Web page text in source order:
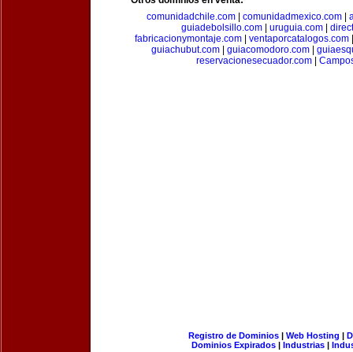
comunidadchile.com
comunidadmexico.com
guiadebolsillo.com| uruguia.com|
fabricacionymontaje.com| ventaporcatalogos.com
guiachubut.com
guiacomodoro.com
reservacionesecuador.com
Registro de Dominios| Web Hosting |
Dominios Expirados | Industrias |